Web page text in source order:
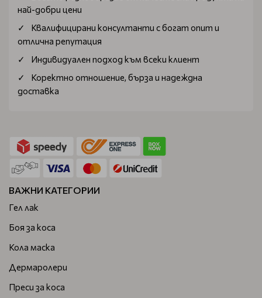
най-добри цени
Квалифицирани консултанти с богат опит и
отлична репутация
Индивидуален подход към всеки клиент
Коректно отношение, бърза и надеждна
доставка
ВАЖНИ КАТЕГОРИИ
Гел лак
Боя за коса
Кола маска
Дермаролери
Преси за коса